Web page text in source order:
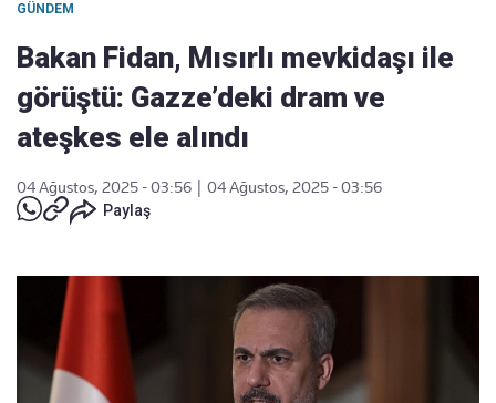
GÜNDEM
Bakan Fidan, Mısırlı mevkidaşı ile
görüştü: Gazze’deki dram ve
ateşkes ele alındı
04 Ağustos, 2025 - 03:56
04 Ağustos, 2025 - 03:56
Paylaş